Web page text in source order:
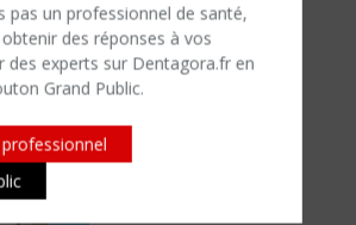
pas un professionnel de santé,
des réponses à vos
des experts sur Dentagora.fr en
Grand Public.
professionnel
0
:
?